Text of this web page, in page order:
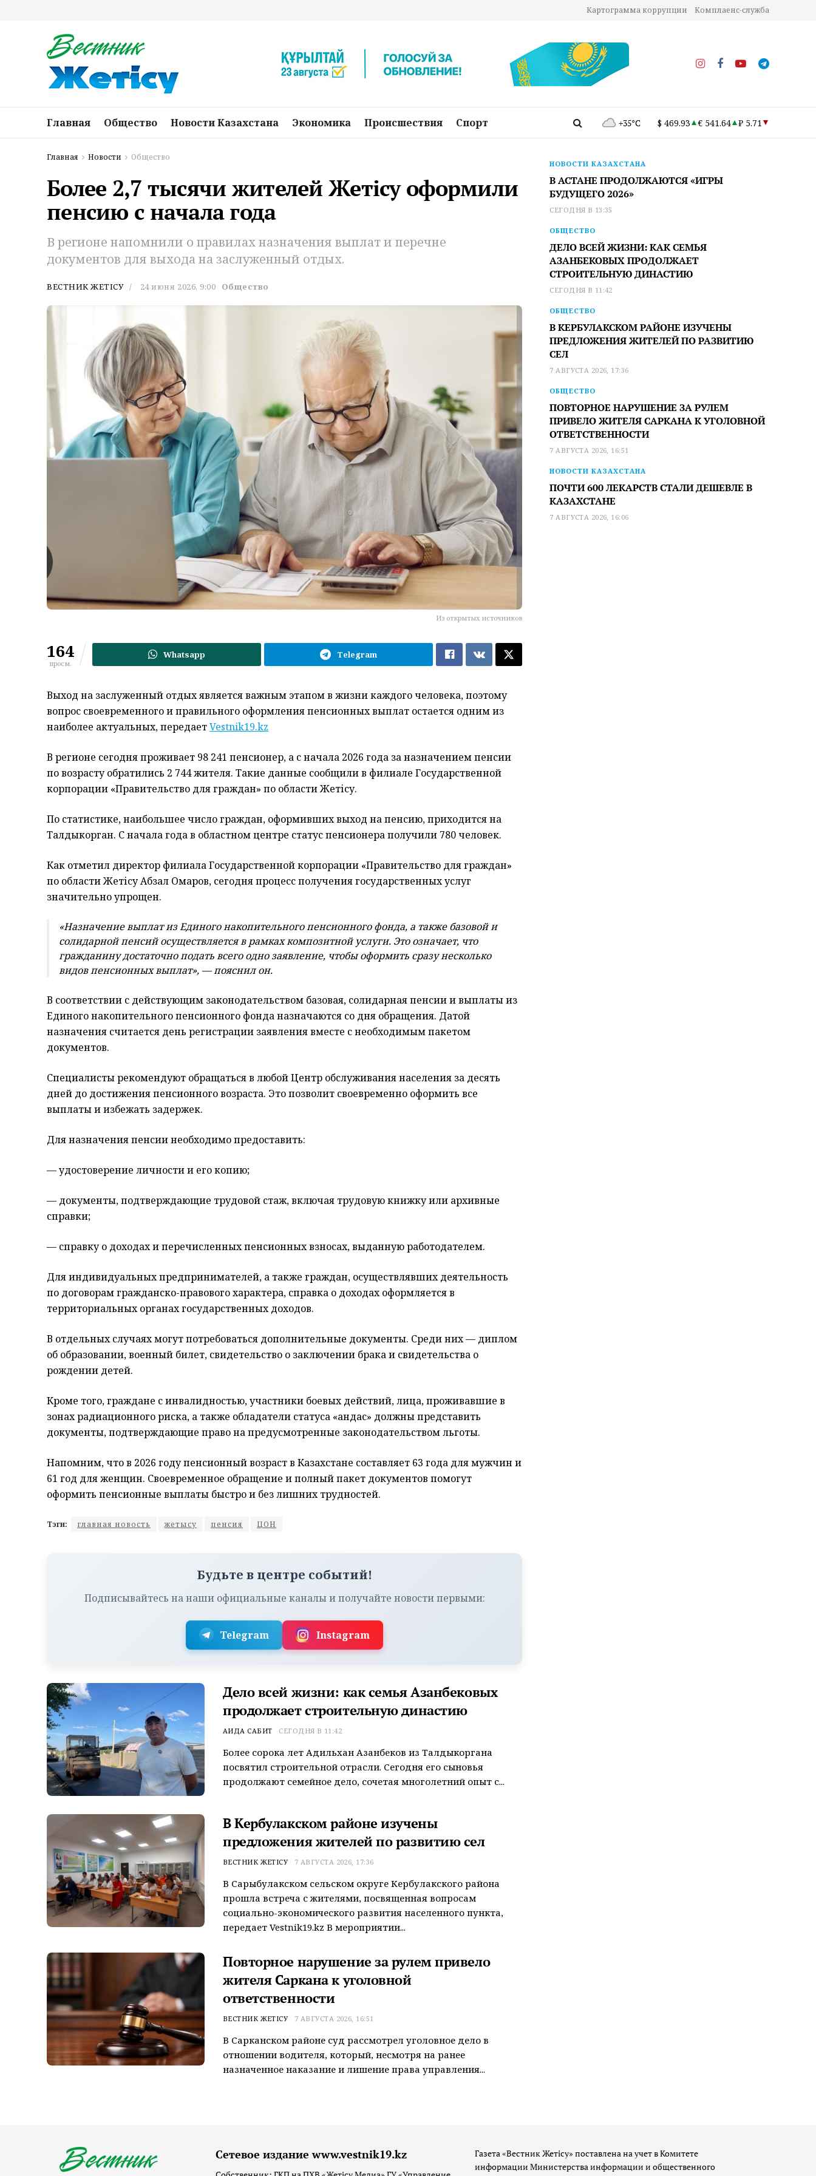
Картограмма коррупции Комплаенс-служба
Главная Общество Новости Казахстана Экономика Происшествия Спорт +35°C $ 469.93 € 541.64 ₽ 5.71
Главная Новости Общество
Более 2,7 тысячи жителей Жетісу оформили
пенсию с начала года
В регионе напомнили о правилах назначения выплат и перечне
документов для выхода на заслуженный отдых.
ВЕСТНИК ЖЕТІСУ 24 июня 2026, 9:00 Общество
Из открытых источников
164
просм.
Whatsapp Telegram
Выход на заслуженный отдых является важным этапом в жизни каждого человека, поэтому
вопрос своевременного и правильного оформления пенсионных выплат остается одним из
наиболее актуальных, передаетVestnik19.kz
В регионе сегодня проживает 98 241 пенсионер, а с начала 2026 года за назначением пенсии
по возрасту обратились 2 744 жителя. Такие данные сообщили в филиале Государственной
корпорации «Правительство для граждан» по области Жетісу.
По статистике, наибольшее число граждан, оформивших выход на пенсию, приходится на
Талдыкорган. С начала года в областном центре статус пенсионера получили 780 человек.
Как отметил директор филиала Государственной корпорации «Правительство для граждан»
по области Жетісу Абзал Омаров, сегодня процесс получения государственных услуг
значительно упрощен.
«Назначение выплат из Единого накопительного пенсионного фонда, а также базовой и
солидарной пенсий осуществляется в рамках композитной услуги. Это означает, что
гражданину достаточно подать всего одно заявление, чтобы оформить сразу несколько
видов пенсионных выплат», — пояснил он.
В соответствии с действующим законодательством базовая, солидарная пенсии и выплаты из
Единого накопительного пенсионного фонда назначаются со дня обращения. Датой
назначения считается день регистрации заявления вместе с необходимым пакетом
документов.
Специалисты рекомендуют обращаться в любой Центр обслуживания населения за десять
дней до достижения пенсионного возраста. Это позволит своевременно оформить все
выплаты и избежать задержек.
Для назначения пенсии необходимо предоставить:
— удостоверение личности и его копию;
— документы, подтверждающие трудовой стаж, включая трудовую книжку или архивные
справки;
— справку о доходах и перечисленных пенсионных взносах, выданную работодателем.
Для индивидуальных предпринимателей, а также граждан, осуществлявших деятельность
по договорам гражданско-правового характера, справка о доходах оформляется в
территориальных органах государственных доходов.
В отдельных случаях могут потребоваться дополнительные документы. Среди них — диплом
об образовании, военный билет, свидетельство о заключении брака и свидетельства о
рождении детей.
Кроме того, граждане с инвалидностью, участники боевых действий, лица, проживавшие в
зонах радиационного риска, а также обладатели статуса «қандас» должны представить
документы, подтверждающие право на предусмотренные законодательством льготы.
Напомним, что в 2026 году пенсионный возраст в Казахстане составляет 63 года для мужчин и
61 год для женщин. Своевременное обращение и полный пакет документов помогут
оформить пенсионные выплаты быстро и без лишних трудностей.
Тэги: главная новость жетысу пенсия ЦОН
Будьте в центре событий!
Подписывайтесь на наши официальные каналы и получайте новости первыми:
Telegram Instagram
Дело всей жизни: как семья Азанбековых
продолжает строительную династию
АИДА САБИТ СЕГОДНЯ В 11:42
Более сорока лет Адильхан Азанбеков из Талдыкоргана
посвятил строительной отрасли. Сегодня его сыновья
продолжают семейное дело, сочетая многолетний опыт с...
В Кербулакском районе изучены
предложения жителей по развитию сел
ВЕСТНИК ЖЕТІСУ 7 АВГУСТА 2026, 17:36
В Сарыбулакском сельском округе Кербулакского района
прошла встреча с жителями, посвященная вопросам
социально-экономического развития населенного пункта,
передает Vestnik19.kz В мероприятии...
Повторное нарушение за рулем привело
жителя Саркана к уголовной
ответственности
ВЕСТНИК ЖЕТІСУ 7 АВГУСТА 2026, 16:51
В Сарканском районе суд рассмотрел уголовное дело в
отношении водителя, который, несмотря на ранее
назначенное наказание и лишение права управления...
НОВОСТИ КАЗАХСТАНА
В АСТАНЕ ПРОДОЛЖАЮТСЯ «ИГРЫ
БУДУЩЕГО 2026»
СЕГОДНЯ В 13:35
ОБЩЕСТВО
ДЕЛО ВСЕЙ ЖИЗНИ: КАК СЕМЬЯ
АЗАНБЕКОВЫХ ПРОДОЛЖАЕТ
СТРОИТЕЛЬНУЮ ДИНАСТИЮ
СЕГОДНЯ В 11:42
ОБЩЕСТВО
В КЕРБУЛАКСКОМ РАЙОНЕ ИЗУЧЕНЫ
ПРЕДЛОЖЕНИЯ ЖИТЕЛЕЙ ПО РАЗВИТИЮ
СЕЛ
7 АВГУСТА 2026, 17:36
ОБЩЕСТВО
ПОВТОРНОЕ НАРУШЕНИЕ ЗА РУЛЕМ
ПРИВЕЛО ЖИТЕЛЯ САРКАНА К УГОЛОВНОЙ
ОТВЕТСТВЕННОСТИ
7 АВГУСТА 2026, 16:51
НОВОСТИ КАЗАХСТАНА
ПОЧТИ 600 ЛЕКАРСТВ СТАЛИ ДЕШЕВЛЕ В
КАЗАХСТАНЕ
7 АВГУСТА 2026, 16:06
Сетевое издание www.vestnik19.kz
Газета «Вестник Жетісу» поставлена на учет в Комитете
информации Министерства информации и общественного